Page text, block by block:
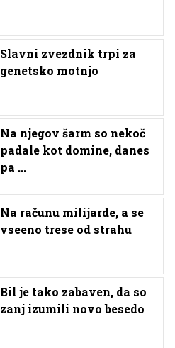
Slavni zvezdnik trpi za
genetsko motnjo
Na njegov šarm so nekoč
padale kot domine, danes
pa ...
Na računu milijarde, a se
vseeno trese od strahu
Bil je tako zabaven, da so
zanj izumili novo besedo